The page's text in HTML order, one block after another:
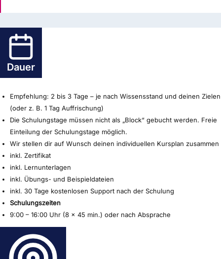
Dauer
Empfehlung: 2 bis 3 Tage – je nach Wissensstand und deinen Zielen
(oder z. B. 1 Tag Auffrischung)
Die Schulungstage müssen nicht als „Block“ gebucht werden. Freie
Einteilung der Schulungstage möglich.
Wir stellen dir auf Wunsch deinen individuellen Kursplan zusammen
inkl. Zertifikat
inkl. Lernunterlagen
inkl. Übungs- und Beispieldateien
inkl. 30 Tage kostenlosen Support nach der Schulung
Schulungszeiten
9:00 – 16:00 Uhr (8 x 45 min.) oder nach Absprache